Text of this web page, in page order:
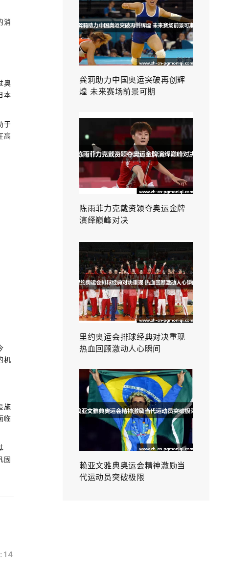
消
奥
本
于
高
机
施
临
固
龚莉助力中国奥运突破再创辉
煌 未来赛场前景可期
陈雨菲力克戴资颖夺奥运金牌
演绎巅峰对决
里约奥运会排球经典对决重现
热血回顾激动人心瞬间
赖亚文雅典奥运会精神激励当
代运动员突破极限